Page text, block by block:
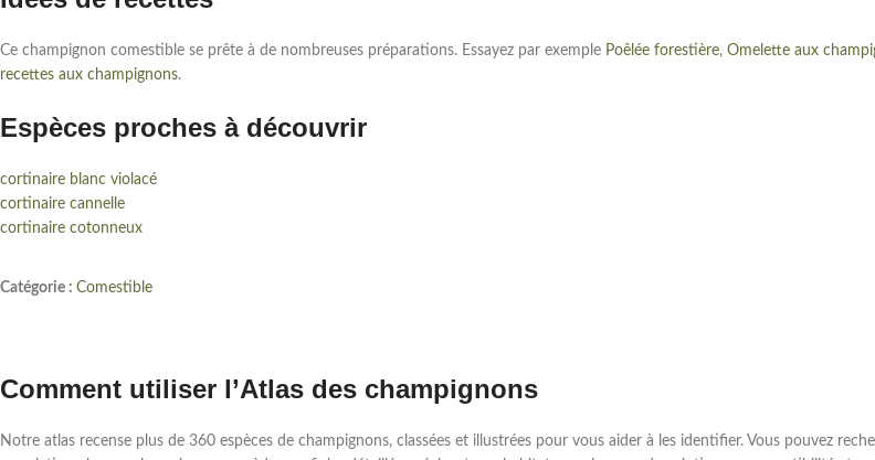
Ce champignon comestible se prête à de nombreuses préparations. Essayez par exemple Poêlée forestière, Omelette aux
recettes aux champignons.
Espèces proches à découvrir
cortinaire blanc violacé
cortinaire cannelle
cortinaire cotonneux
Catégorie : Comestible
Comment utiliser l’Atlas des champignons
Notre atlas recense plus de 360 espèces de champignons, classées et illustrées pour vous aider à les identifier. Vous pouvez